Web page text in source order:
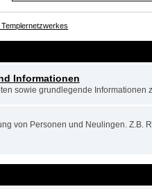
Informationen
sowie grundlegende Informationen
von Personen und Neulingen. Z.B.